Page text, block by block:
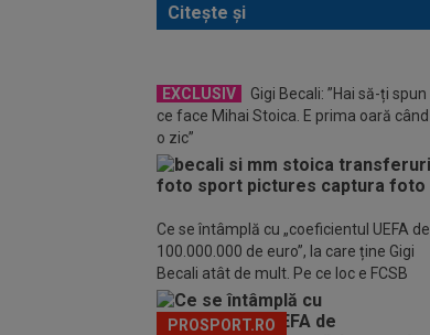
Citește și
EXCLUSIV
Gigi Becali: ”Hai să-ți spun
ce face Mihai Stoica. E prima oară când
o zic”
Ce se întâmplă cu „coeficientul UEFA de
100.000.000 de euro”, la care ține Gigi
Becali atât de mult. Pe ce loc e FCSB
PROSPORT.RO